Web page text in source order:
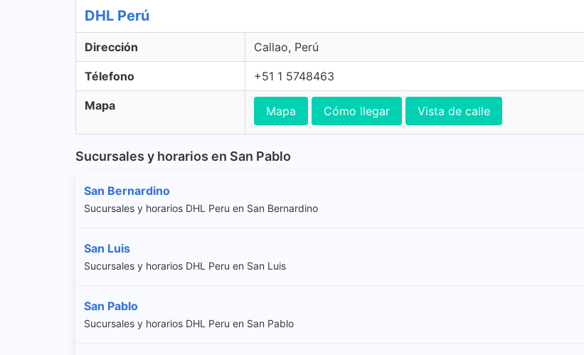
DHL Perú
Dirección Callao, Perú
Télefono +51 1 5748463
Mapa Mapa Cómo llegar Vista de calle
Sucursales y horarios en San Pablo
San Bernardino
Sucursales y horarios DHL Peru en San Bernardino
San Luis
Sucursales y horarios DHL Peru en San Luis
San Pablo
Sucursales y horarios DHL Peru en San Pablo